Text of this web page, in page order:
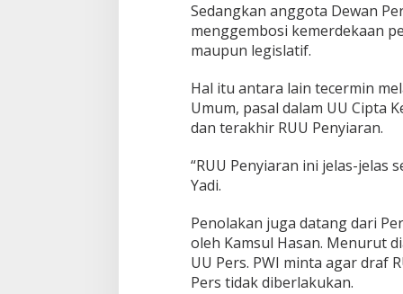
Sedangkan anggota Dewan
menggembosi kemerdekaan
maupun legislatif.
Hal itu antara lain tecermin
Umum, pasal dalam UU Cipta
dan terakhir RUU Penyiaran.
“RUU Penyiaran ini jelas-jelas
Yadi.
Penolakan juga datang dari
oleh Kamsul Hasan. Menurut
UU Pers. PWI minta agar draf
Pers tidak diberlakukan.